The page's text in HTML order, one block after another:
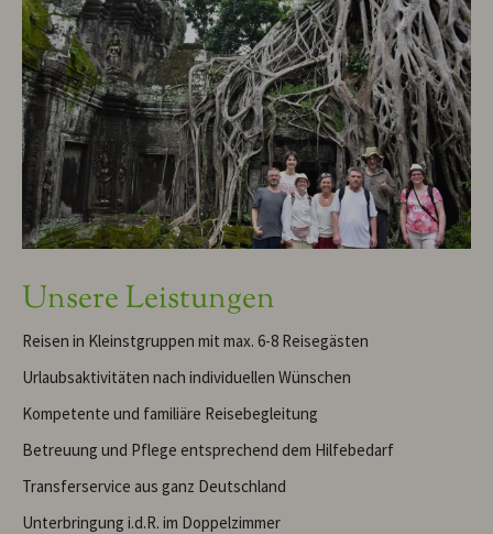
Unsere Leistungen
Reisen in Kleinstgruppen mit max. 6-8 Reisegästen
Urlaubsaktivitäten nach individuellen Wünschen
Kompetente und familiäre Reisebegleitung
Betreuung und Pflege entsprechend dem Hilfebedarf
Transferservice aus ganz Deutschland
Unterbringung i.d.R. im Doppelzimmer